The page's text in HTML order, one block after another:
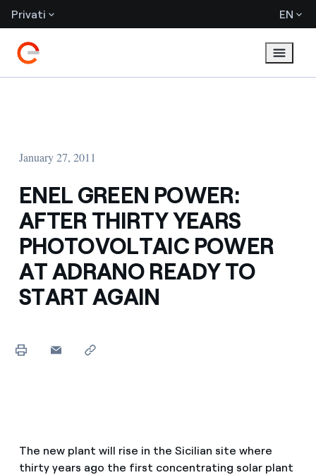
Privati EN
January 27, 2011
ENEL GREEN POWER:
AFTER THIRTY YEARS
PHOTOVOLTAIC POWER
AT ADRANO READY TO
START AGAIN
The new plant will rise in the Sicilian site where
thirty years ago the first concentrating solar plant